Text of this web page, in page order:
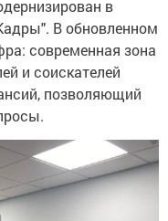
в
В обновленном
современная зона
и соискателей
позволяющий